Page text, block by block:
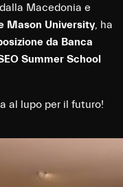
Macedonia e
Mason University, ha
da Banca
Summer School
al lupo per il futuro!